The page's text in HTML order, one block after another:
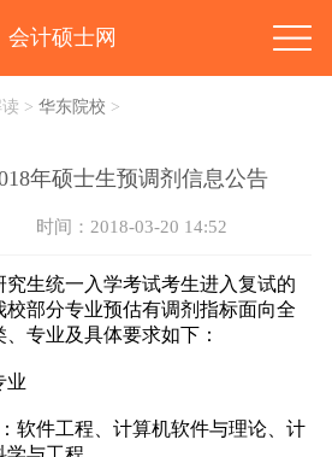
会计硕士网
> 华东院校 >
年硕士生预调剂信息公告
时间：2018-03-20 14:52
生统一入学考试考生进入复试的
部分专业预估有调剂指标面向全
专业及具体要求如下：
件工程、计算机软件与理论、计